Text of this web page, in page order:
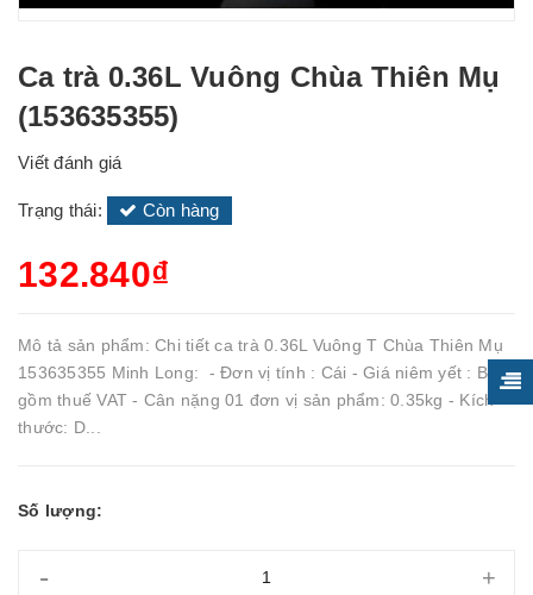
Ca trà 0.36L Vuông Chùa Thiên Mụ
(153635355)
Viết đánh giá
Trạng thái: Còn hàng
132.840₫
Mô tả sản phẩm: Chi tiết ca trà 0.36L Vuông T Chùa Thiên Mụ
153635355 Minh Long: - Đơn vị tính : Cái - Giá niêm yết : Bao
gồm thuế VAT - Cân nặng 01 đơn vị sản phẩm: 0.35kg - Kích
thước: D...
Số lượng:
- +